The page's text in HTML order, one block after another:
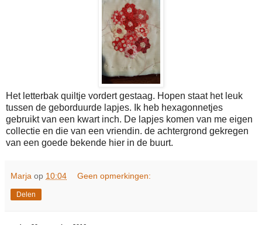
Het letterbak quiltje vordert gestaag. Hopen staat het leuk
tussen de geborduurde lapjes. Ik heb hexagonnetjes
gebruikt van een kwart inch. De lapjes komen van me eigen
collectie en die van een vriendin. de achtergrond gekregen
van een goede bekende hier in de buurt.
Marja op 10:04 Geen opmerkingen:
Delen